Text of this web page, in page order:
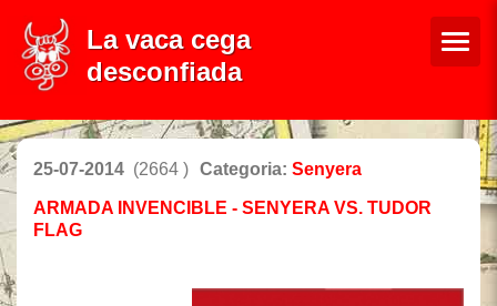
La vaca cega
desconfiada
25-07-2014 (2664 ) Categoria: Senyera
ARMADA INVENCIBLE - SENYERA VS. TUDOR
FLAG